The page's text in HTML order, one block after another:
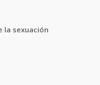
la sexuación